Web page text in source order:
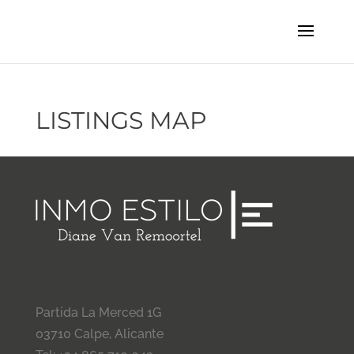
LISTINGS MAP
Partida La Merced 1G
03710 Calpe, Alicante